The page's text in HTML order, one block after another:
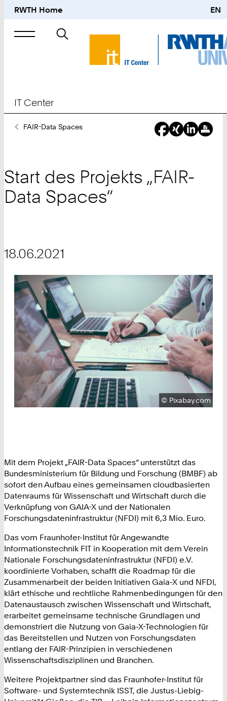
RWTH Home EN
Suche
nach
IT Center
SieFAIR-Data Spaces
Start des Projekts „FAIR-
Data Spaces“
18.06.2021
Urheberrecht:
© Pixabay.com
Mit dem Projekt „FAIR-Data Spaces“ unterstützt das
Bundesministerium für Bildung und Forschung (BMBF) ab
sofort den Aufbau eines gemeinsamen cloudbasierten
Datenraums für Wissenschaft und Wirtschaft durch die
Verknüpfung von GAIA-X und der Nationalen
Forschungsdateninfrastruktur (NFDI) mit 6,3 Mio. Euro.
Das vom Fraunhofer-Institut für Angewandte
Informationstechnik FIT in Kooperation mit dem Verein
Nationale Forschungsdateninfrastruktur (NFDI) e.V.
koordinierte Vorhaben, schafft die Roadmap für die
Zusammenarbeit der beiden Initiativen Gaia-X und NFDI,
klärt ethische und rechtliche Rahmenbedingungen für den
Datenaustausch zwischen Wissenschaft und Wirtschaft,
erarbeitet gemeinsame technische Grundlagen und
demonstriert die Nutzung von Gaia-X-Technologien für
das Bereitstellen und Nutzen von Forschungsdaten
entlang der FAIR-Prinzipien in verschiedenen
Wissenschaftsdisziplinen und Branchen.
Weitere Projektpartner sind das Fraunhofer-Institut für
Software- und Systemtechnik ISST, die Justus-Liebig-